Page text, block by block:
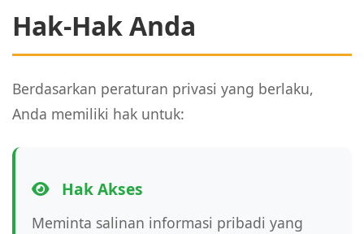
Hak-Hak Anda
Berdasarkan peraturan privasi yang berlaku,
Anda memiliki hak untuk:
Hak Akses
Meminta salinan informasi pribadi yang